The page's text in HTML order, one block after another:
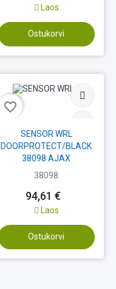
Laos
Ostukorvi
favorite_border
SENSOR WRL
DOORPROTECT/BLACK
38098 AJAX
38098
94,61 €
Laos
Ostukorvi